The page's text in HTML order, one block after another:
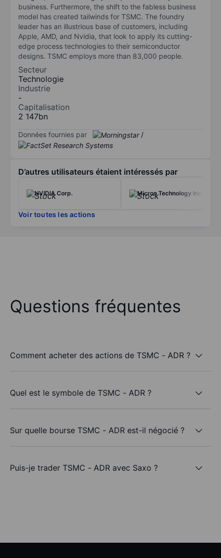
business. Furthermore, the shift to the fabless business
model has created tailwinds for TSMC. The foundry
leader has an illustrious base of customers, including
Apple, AMD, and Nvidia, that look to apply its cutting-
edge process technologies to their semiconductor
designs. TSMC employs more than 83,000 people.
Secteur
Technologie
Industrie
-
Capitalisation
2 147bn
Données fournies par /
D’autres utilisateurs étaient intéressés par
NVIDIA Corp. Micron Technology Inc.
Voir toutes les actions
Questions fréquentes
Comment acheter des actions de TSMC - ADR ?
Quel est le symbole de TSMC - ADR ?
Sur quelle bourse TSMC - ADR est-il négocié ?
Puis-je trader TSMC - ADR avec Saxo ?